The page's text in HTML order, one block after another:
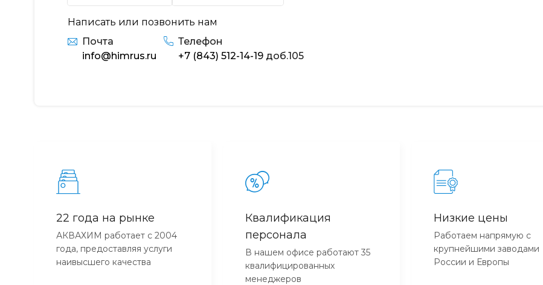
Написать или позвонить нам
Почта
info@himrus.ru
Телефон
+7 (843) 512-14-19 доб.105
22 года на рынке
АКВАХИМ работает с 2004
года, предоставляя услуги
наивысшего качества
Квалификация
персонала
В нашем офисе работают 35
квалифицированных
менеджеров
Низкие цены
Работаем напрямую с
крупнейшими заводами
России и Европы